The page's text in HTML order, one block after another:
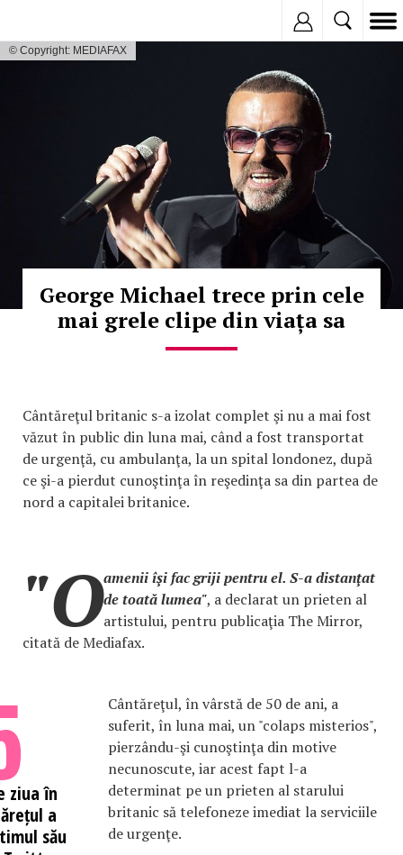
© Copyright: MEDIAFAX
George Michael trece prin cele
mai grele clipe din viața sa
Cântăreţul britanic s-a izolat complet şi nu a mai fost
văzut în public din luna mai, când a fost transportat
de urgenţă, cu ambulanţa, la un spital londonez, după
ce şi-a pierdut cunoştinţa în reşedinţa sa din partea de
nord a capitalei britanice.
"Oamenii îşi fac griji pentru el. S-a distanţat
de toată lumea", a declarat un prieten al
artistului, pentru publicaţia The Mirror,
citată de Mediafax.
ziua în
a
său
Cântăreţul, în vârstă de 50 de ani, a
suferit, în luna mai, un "colaps misterios",
pierzându-şi cunoştinţa din motive
necunoscute, iar acest fapt l-a
determinat pe un prieten al starului
britanic să telefoneze imediat la serviciile
de urgenţe.